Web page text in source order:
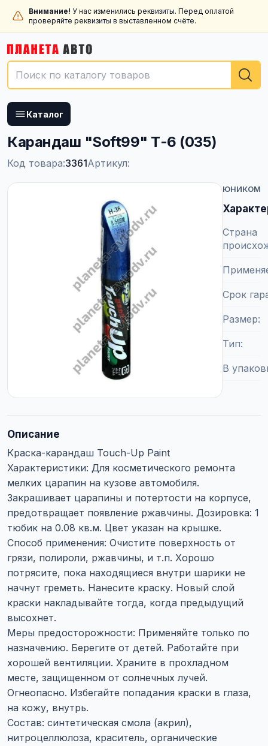
Внимание! У нас изменились реквизиты. Перед оплатой
проверяйте реквизиты в выставленном счёте.
Каталог
Карандаш "Soft99" Т-6 (035)
Код товара:3361Артикул:
ЮНИКОМ
Страна
Срок
Размер
Тип
В
Описание
Краска-карандаш Touch-Up Paint
Характеристики: Для косметического ремонта
мелких царапин на кузове автомобиля.
Закрашивает царапины и потертости на корпусе,
предотвращает появление ржавчины. Дозировка: 1
тюбик на 0.08 кв.м. Цвет указан на крышке.
Способ применения: Очистите поверхность от
грязи, полироли, ржавчины, и т.п. Хорошо
потрясите, пока находящиеся внутри шарики не
начнут греметь. Нанесите краску. Новый слой
краски накладывайте тогда, когда предыдущий
высохнет.
Меры предосторожности: Применяйте только по
назначению. Берегите от детей. Работайте при
хорошей вентиляции. Храните в прохладном
месте, защищенном от солнечных лучей.
Огнеопасно. Избегайте попадания краски в глаза,
на кожу, внутрь.
Состав: синтетическая смола (акрил),
нитроцеллюлоза, краситель, органические